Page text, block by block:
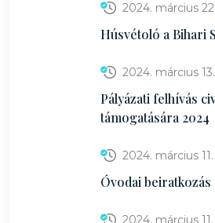
2024. március 22.
Húsvétoló a Bihari
2024. március 13.
Pályázati felhívás
támogatására 2024
2024. március 11.
Óvodai beiratkozás
2024. március 11.